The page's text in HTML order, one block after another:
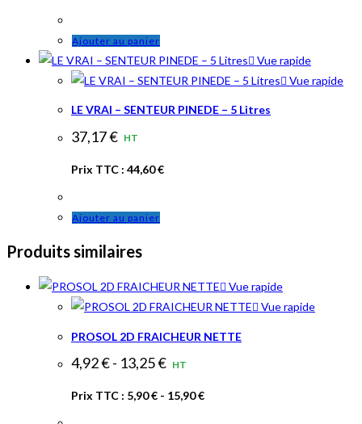
Ajouter au panier
Vue rapide
Vue rapide
LE VRAI – SENTEUR PINEDE – 5 Litres
37,17€ HT
Prix TTC : 44,60€
Ajouter au panier
Produits similaires
Vue rapide
Vue rapide
PROSOL 2D FRAICHEUR NETTE
4,92€- 13,25€ HT
Prix TTC : 5,90€ - 15,90€